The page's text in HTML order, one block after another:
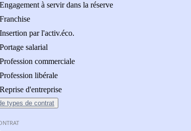
Engagement à servir dans la réserve
Franchise
Insertion par l'activ.éco.
Portage salarial
Profession commerciale
Profession libérale
Reprise d'entreprise
types de contrat